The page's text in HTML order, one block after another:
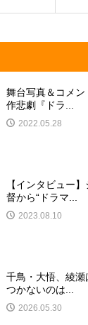
k
舞台写真＆コメ
作悲劇『ドラ...
2022.05.28
【インタビュー
督から“ドラマ...
2023.08.10
千鳥・大悟、綾瀬
つかないのは...
2026.05.30